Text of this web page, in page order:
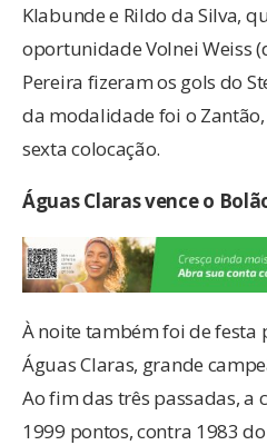
Klabunde e Rildo da Silva,
oportunidade Volnei Weiss
Pereira fizeram os gols do
da modalidade foi o Zantão,
sexta colocação.
Águas Claras vence o
À noite também foi de festa
Águas Claras, grande
Ao fim das três passadas, a
1999 pontos, contra 1983